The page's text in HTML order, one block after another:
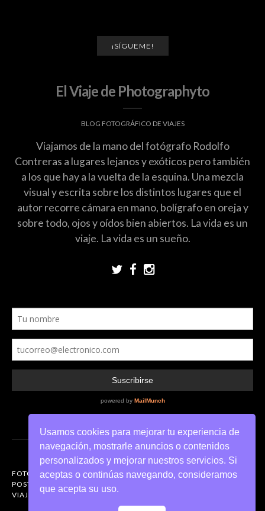
¡SÍGUEME!
El Viaje de Photographyto
BLOG FOTOGRÁFICO DE VIAJES
Viajamos de la mano del fotógrafo Rodolfo
Contreras a lugares lejanos y exóticos pero también
a los que hay a la vuelta de la esquina. Una mezcla
visual y escrita sobre los distintos lugares que el
autor recorre cámara en mano, bolígrafo en oreja y
sobre todo, ojos y oídos bien abiertos. La vida es un
viaje. La vida es un sueño.
FOTOGRAFIANDO
POSTERS DEL MUNDO
VIAJES FOTOGRÁFICOS
Usamos cookies para mejorar tu experiencia de
navegación, mostrarle anuncios o contenidos
personalizados y mejorar nuestros servicios. Si
aceptas o continúas navegando, consideramos
que acepta su uso.